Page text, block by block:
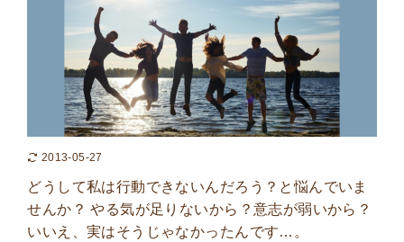
2013-05-27
どうして私は行動できないんだろう？と悩んでいま
せんか？ やる気が足りないから？意志が弱いから？
いいえ、実はそうじゃなかったんです…。